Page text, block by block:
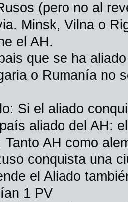
(pero no al
Minsk, Vilna o
el AH.
que se ha
o Rumanía no
Si el aliado
aliado del AH:
Tanto AH como
conquista una
el Aliado
1 PV